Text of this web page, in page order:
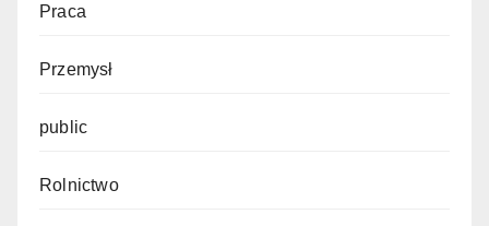
Praca
Przemysł
public
Rolnictwo